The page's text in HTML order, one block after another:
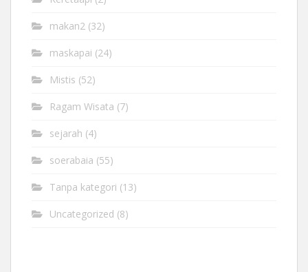
makan2 (32)
maskapai (24)
Mistis (52)
Ragam Wisata (7)
sejarah (4)
soerabaia (55)
Tanpa kategori (13)
Uncategorized (8)